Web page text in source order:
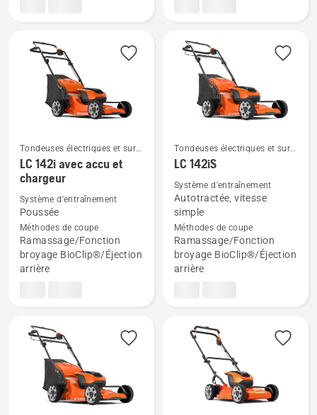
accu
chargeur
Voir
plus
de
détails
sur
LC 142i
chargeur
Tondeuses électriques et sur
accu
LC 142i avec accu et
chargeur
Système d'entraînement
Poussée
Méthodes de coupe
Ramassage/Fonction
broyage BioClip®/Éjection
arrière
plus
de
détails
sur
LC 142iS
Tondeuses électriques et sur
accu
LC 142iS
Système d'entraînement
Autotractée, vitesse
simple
Méthodes de coupe
Ramassage/Fonction
broyage BioClip®/Éjection
arrière